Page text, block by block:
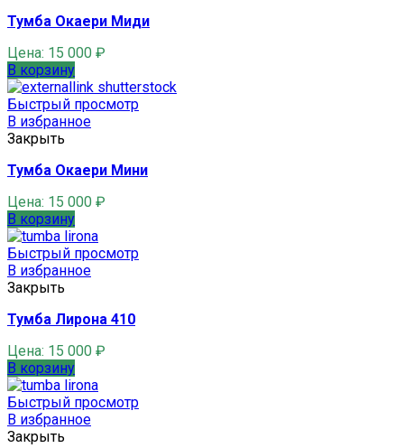
Тумба Окаери Миди
Цена: 15 000 ₽
В корзину
Быстрый просмотр
В избранное
Закрыть
Тумба Окаери Мини
Цена: 15 000 ₽
В корзину
Быстрый просмотр
В избранное
Закрыть
Тумба Лирона 410
Цена: 15 000 ₽
В корзину
Быстрый просмотр
В избранное
Закрыть